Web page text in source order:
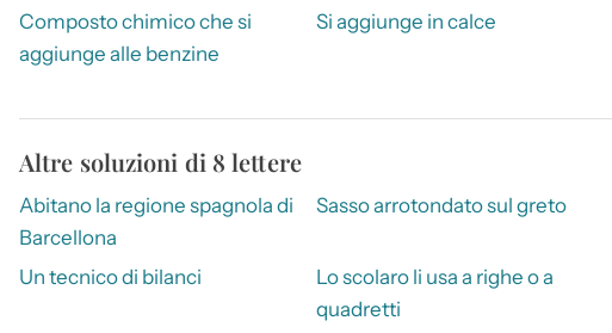
Composto chimico che si
aggiunge alle benzine
Si aggiunge in calce
Altre soluzioni di 8 lettere
Abitano la regione spagnola di
Barcellona
Sasso arrotondato sul greto
Un tecnico di bilanci
Lo scolaro li usa a righe o a
quadretti